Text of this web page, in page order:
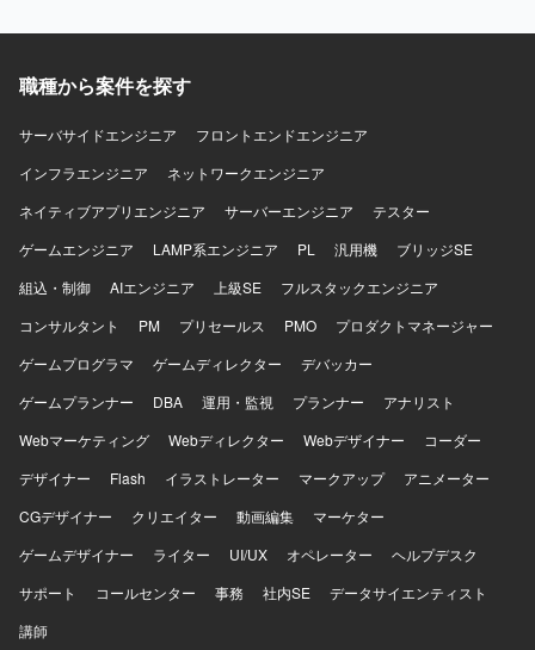
職種から案件を探す
サーバサイドエンジニア
フロントエンドエンジニア
インフラエンジニア
ネットワークエンジニア
ネイティブアプリエンジニア
サーバーエンジニア
テスター
ゲームエンジニア
LAMP系エンジニア PL 汎用機
ブリッジSE
組込・制御
AIエンジニア 上級SE
フルスタックエンジニア
コンサルタント
PM プリセールス PMO
プロダクトマネージャー
ゲームプログラマ
ゲームディレクター
デバッカー
ゲームプランナー
DBA 運用・監視 プランナー
アナリスト
Webマーケティング
Webディレクター Webデザイナー
コーダー
デザイナー
Flash イラストレーター マークアップ
アニメーター
CGデザイナー
クリエイター 動画編集
マーケター
ゲームデザイナー
ライター UI/UX オペレーター
ヘルプデスク
サポート
コールセンター 事務 社内SE
データサイエンティスト
講師